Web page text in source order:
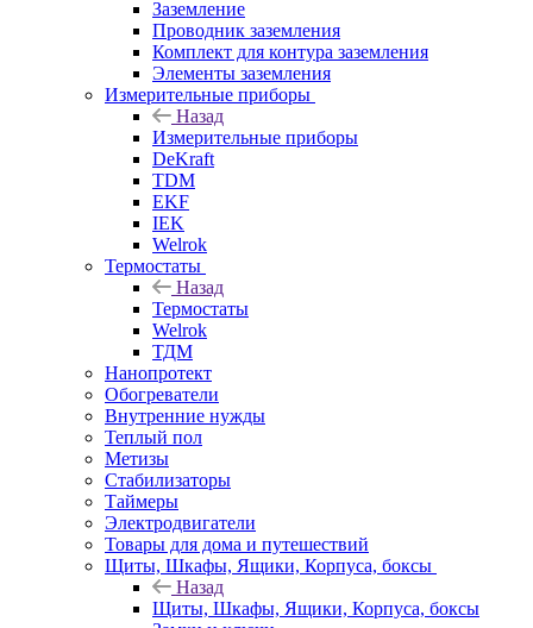
Заземление
Проводник заземления
Комплект для контура заземления
Элементы заземления
Измерительные приборы
Назад
Измерительные приборы
DeKraft
TDM
EKF
IEK
Welrok
Термостаты
Назад
Термостаты
Welrok
ТДМ
Нанопротект
Обогреватели
Внутренние нужды
Теплый пол
Метизы
Стабилизаторы
Таймеры
Электродвигатели
Товары для дома и путешествий
Щиты, Шкафы, Ящики, Корпуса, боксы
Назад
Щиты, Шкафы, Ящики, Корпуса, боксы